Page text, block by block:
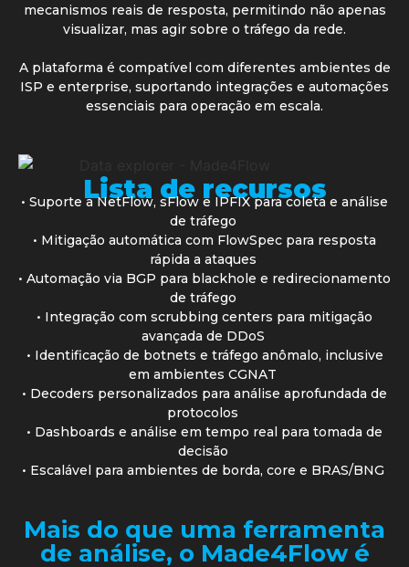
mecanismos reais de resposta, permitindo não apenas
visualizar, mas agir sobre o tráfego da rede.
A plataforma é compatível com diferentes ambientes de
ISP e enterprise, suportando integrações e automações
essenciais para operação em escala.
Lista de recursos
• Suporte a NetFlow, sFlow e IPFIX para coleta e análise
de tráfego
• Mitigação automática com FlowSpec para resposta
rápida a ataques
• Automação via BGP para blackhole e redirecionamento
de tráfego
• Integração com scrubbing centers para mitigação
avançada de DDoS
• Identificação de botnets e tráfego anômalo, inclusive
em ambientes CGNAT
• Decoders personalizados para análise aprofundada de
protocolos
• Dashboards e análise em tempo real para tomada de
decisão
• Escalável para ambientes de borda, core e BRAS/BNG
Mais do que uma ferramenta
de análise, o Made4Flow é